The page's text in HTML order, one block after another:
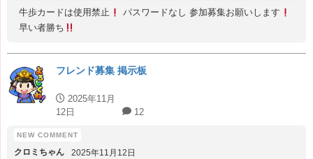
牛歩カードは使用禁止
パスワードなし 参加募集お願いします
早い者勝ち
フレンド募集 掲示板
2025年11月
12日
12
クロミちゃん 2025年11月12日